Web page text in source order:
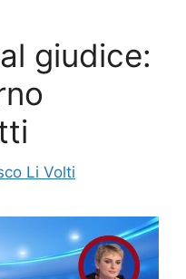
giudice:
Li Volti